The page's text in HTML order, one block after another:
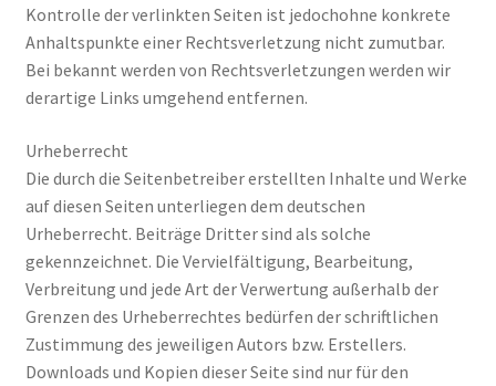
Kontrolle der verlinkten Seiten ist jedochohne konkrete
Anhaltspunkte einer Rechtsverletzung nicht zumutbar.
Bei bekannt werden von Rechtsverletzungen werden wir
derartige Links umgehend entfernen.
Urheberrecht
Die durch die Seitenbetreiber erstellten Inhalte und Werke
auf diesen Seiten unterliegen dem deutschen
Urheberrecht. Beiträge Dritter sind als solche
gekennzeichnet. Die Vervielfältigung, Bearbeitung,
Verbreitung und jede Art der Verwertung außerhalb der
Grenzen des Urheberrechtes bedürfen der schriftlichen
Zustimmung des jeweiligen Autors bzw. Erstellers.
Downloads und Kopien dieser Seite sind nur für den